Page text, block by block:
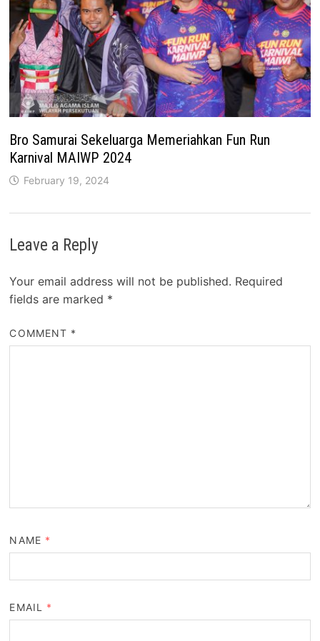
Bro Samurai Sekeluarga Memeriahkan Fun Run
Karnival MAIWP 2024
February 19, 2024
Leave a Reply
Your email address will not be published. Required
fields are marked *
COMMENT *
NAME *
EMAIL *